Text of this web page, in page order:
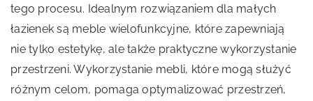
tego procesu. Idealnym rozwiązaniem dla małych
łazienek są meble wielofunkcyjne, które zapewniają
nie tylko estetykę, ale także praktyczne wykorzystanie
przestrzeni. Wykorzystanie mebli, które mogą służyć
różnym celom, pomaga optymalizować przestrzeń,